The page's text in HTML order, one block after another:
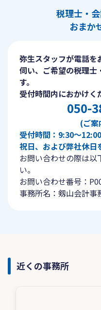
税理士・
おまか
弥生スタッフが電話を
伺い、ご希望の税理士
す。
受付時間内におかけく
050-
(ご
受付時間：9:30〜
祝日、および弊社休日
お問い合わせの際は以
い。
お問い合わせ番号：
事務所名：剱山会計事
近くの事務所